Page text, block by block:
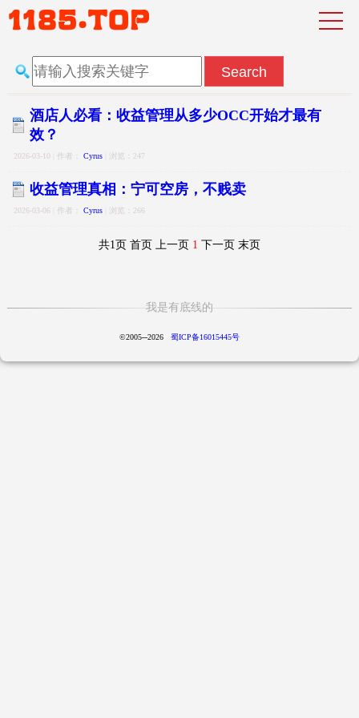
酒店人必看：收益管理从多少OCC开始才最有
效？
2026-03-10 | 作者： Cyrus | 浏览：247
收益管理真相：宁可空房，不贱卖
2026-03-06 | 作者： Cyrus | 浏览：266
共1页 首页 上一页 1 下一页 末页
我是有底线的
©2005─2026 蜀ICP备16015445号